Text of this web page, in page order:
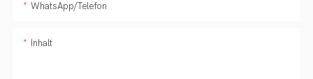
WhatsApp/Telefon
Inhalt